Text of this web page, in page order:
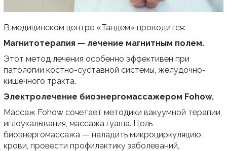
В медицинском центре «Тандем» проводится:
Магнитотерапия — лечение магнитным полем.
Этот метод лечения особенно эффективен при
патологии костно-суставной системы, желудочно-
кишечного тракта.
Электролечение биоэнергомассажером Fohow.
Массаж Fohow сочетает методики вакуумной терапии,
иглоукалывания, массажа гуаша. Цель
биоэнергомассажа — наладить микроциркуляцию
крови, провести профилактику заболеваний,